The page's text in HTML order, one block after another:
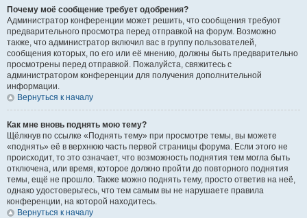
Почему моё сообщение требует одобрения?
Администратор конференции может решить, что сообщения требуют
предварительного просмотра перед отправкой на форум. Возможно
также, что администратор включил вас в группу пользователей,
сообщения которых, по его или её мнению, должны быть предварительно
просмотрены перед отправкой. Пожалуйста, свяжитесь с
администратором конференции для получения дополнительной
информации.
Вернуться к началу
Как мне вновь поднять мою тему?
Щёлкнув по ссылке «Поднять тему» при просмотре темы, вы можете
«поднять» её в верхнюю часть первой страницы форума. Если этого не
происходит, то это означает, что возможность поднятия тем могла быть
отключена, или время, которое должно пройти до повторного поднятия
темы, ещё не прошло. Также можно поднять тему, просто ответив на неё,
однако удостоверьтесь, что тем самым вы не нарушаете правила
конференции, на которой находитесь.
Вернуться к началу